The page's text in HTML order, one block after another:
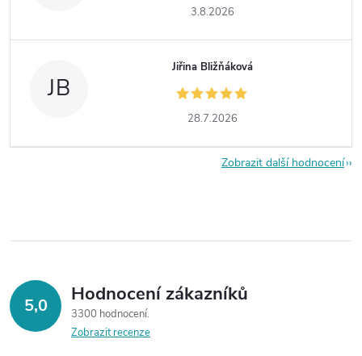
3.8.2026
JB
Jiřina Bližňáková
28.7.2026
Zobrazit další hodnocení
5,0 Hodnocení zákazníků
3300 hodnocení
Zobrazit recenze